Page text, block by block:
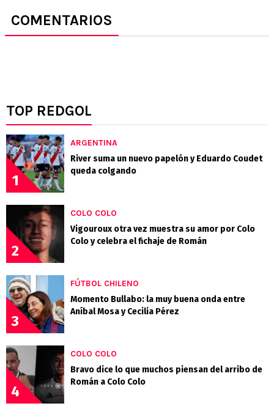
COMENTARIOS
TOP REDGOL
1
ARGENTINA
River suma un nuevo papelón y Eduardo Coudet
queda colgando
2
COLO COLO
Vigouroux otra vez muestra su amor por Colo
Colo y celebra el fichaje de Román
3
FÚTBOL CHILENO
Momento Bullabo: la muy buena onda entre
Aníbal Mosa y Cecilia Pérez
4
COLO COLO
Bravo dice lo que muchos piensan del arribo de
Román a Colo Colo